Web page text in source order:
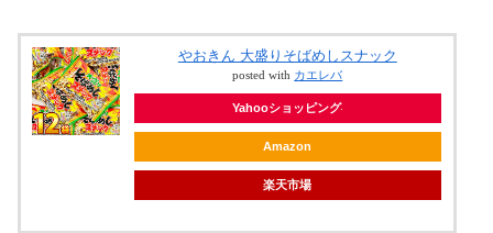
やおきん 大盛りそばめしスナック
posted with カエレバ
Yahooショッピング
Amazon
楽天市場